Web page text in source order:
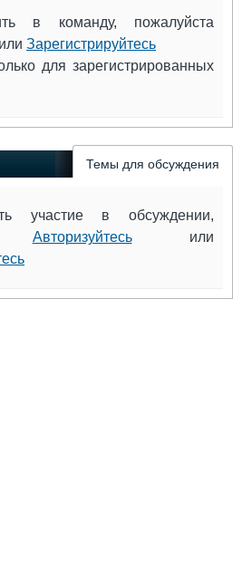
в команду, пожалуйста
или Зарегистрируйтесь
для зарегистрированных
Темы для обсуждения
участие в обсуждении,
Авторизуйтесьили